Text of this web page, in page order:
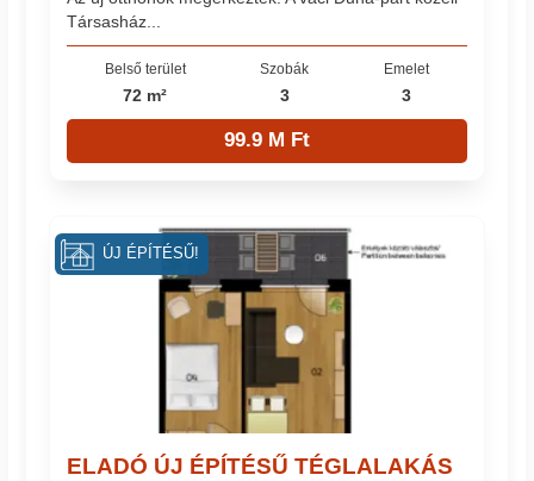
Társasház...
Belső terület
72 m²
Szobák
3
Emelet
3
99.9 M Ft
ELADÓ ÚJ ÉPÍTÉSŰ TÉGLALAKÁS
ÚJ ÉPÍTÉSŰ!